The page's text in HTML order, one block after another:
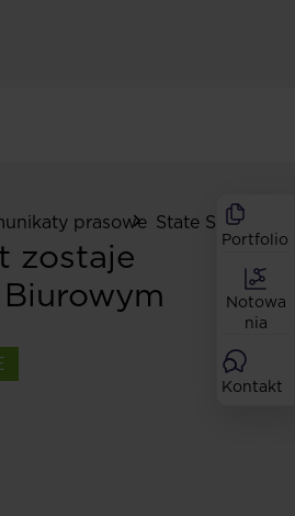
Portfolio
Notowa
nia
Kontakt
prasowe State Street
zostaje